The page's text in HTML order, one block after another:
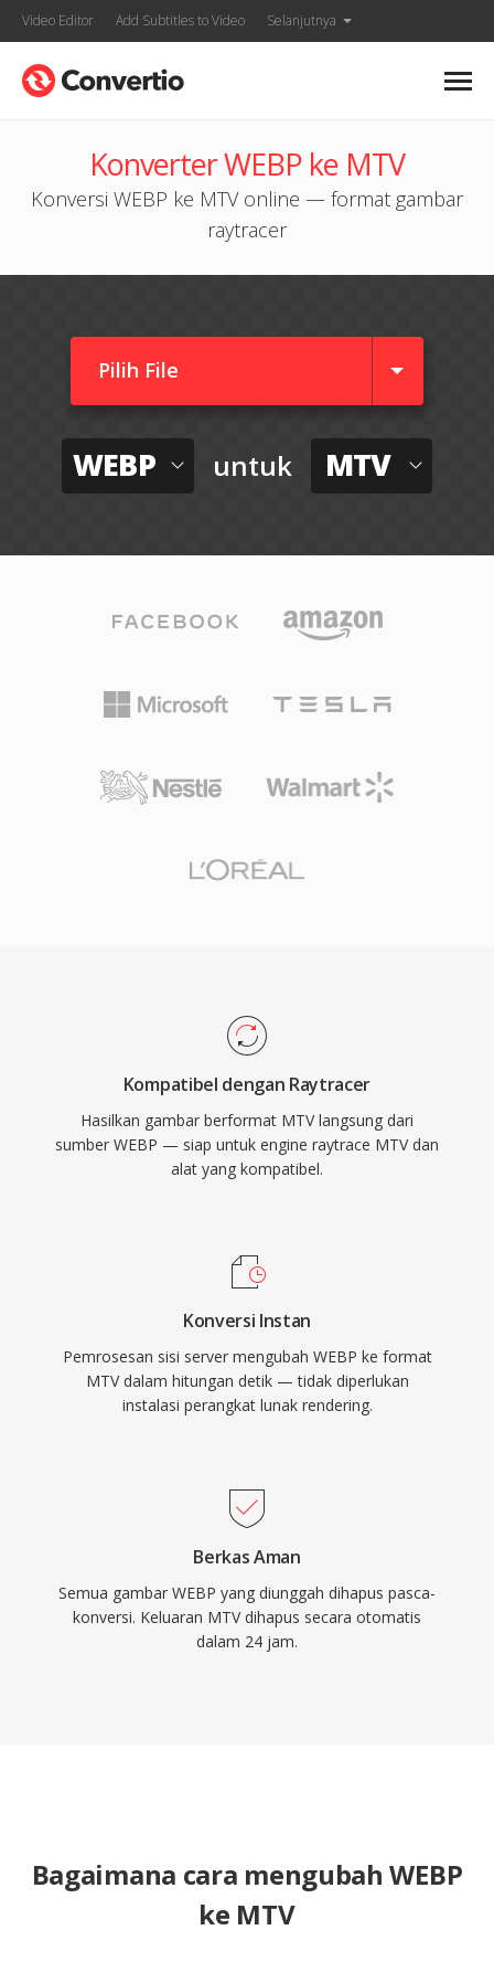
Video Editor Add Subtitles to Video Selanjutnya
Konverter WEBP ke MTV
Konversi WEBP ke MTV online — format gambar
raytracer
Pilih File
WEBP untuk MTV
Kompatibel dengan Raytracer
Hasilkan gambar berformat MTV langsung dari
sumber WEBP — siap untuk engine raytrace MTV dan
alat yang kompatibel.
Konversi Instan
Pemrosesan sisi server mengubah WEBP ke format
MTV dalam hitungan detik — tidak diperlukan
instalasi perangkat lunak rendering.
Berkas Aman
Semua gambar WEBP yang diunggah dihapus pasca-
konversi. Keluaran MTV dihapus secara otomatis
dalam 24 jam.
Bagaimana cara mengubah WEBP
ke MTV